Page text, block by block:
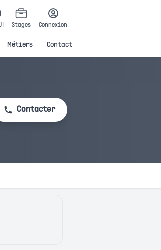
Stages Connexion
Métiers Contact
Contacter